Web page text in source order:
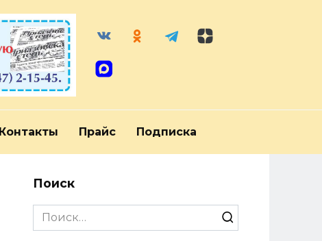
Контакты Прайс Подписка
Поиск
Search
for: